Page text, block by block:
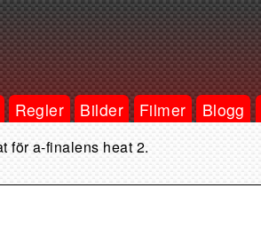
Regler Bilder Filmer Blogg
för a-finalens heat 2.